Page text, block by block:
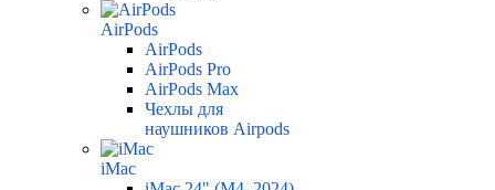
AirPods
AirPods
AirPods Pro
AirPods Max
Чехлы для
наушников Airpods
iMac